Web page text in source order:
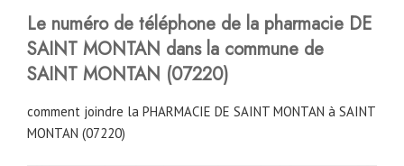
Le numéro de téléphone de la pharmacie DE
SAINT MONTAN dans la commune de
SAINT MONTAN (07220)
comment joindre la PHARMACIE DE SAINT MONTAN à SAINT
MONTAN (07220)